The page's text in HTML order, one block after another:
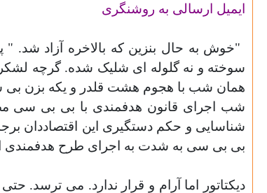
ايميل ارسالی به روشنگری
"خوش به حال بنزين که بالاخره آزاد شد.
سوخته و نه گلوله ای شليک شده. گرچه
همان شب با هجوم هشت قلدر و يکه بزن بی
شب اجرای قانون هدفمندی با بی بی سی
شناسايی و حکم دستگيری اين اقتصاددان
بی بی سی به شدت به اجرای طرح هدفمندی
ديکتاتور اما آرام و قرار ندارد. می ترسد.